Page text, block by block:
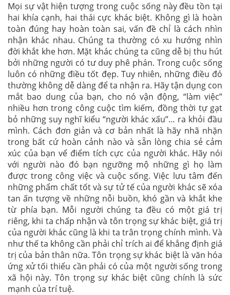
Mọi sự vật hiện tượng trong cuộc sống này đều tồn tại
hai khía cạnh, hai thái cực khác biệt. Không gì là hoàn
toàn đúng hay hoàn toàn sai, vấn đề chỉ là cách nhìn
nhận khác nhau. Chúng ta thường có xu hướng nhìn
đời khắt khe hơn. Mặt khác chúng ta cũng dễ bị thu hút
bởi những người có tư duy phê phán. Trong cuộc sống
luôn có những điều tốt đẹp. Tuy nhiên, những điều đó
thường không dễ dàng để ta nhận ra. Hãy tận dụng con
mắt bao dung của bạn, cho nó vận động, “làm việc”
nhiều hơn trong công cuộc tìm kiếm, đồng thời tự gạt
bỏ những suy nghĩ kiểu “người khác xấu”… ra khỏi đầu
mình. Cách đơn giản và cơ bản nhất là hãy nhã nhặn
trong bất cứ hoàn cảnh nào và sẵn lòng chia sẻ cảm
xúc của bạn vể điểm tích cực của người khác. Hãy nói
với người nào đó bạn ngưỡng mộ những gì họ làm
được trong công việc và cuộc sống. Việc lưu tâm đến
những phẩm chất tốt và sự tử tế của người khác sẽ xóa
tan ấn tượng về những nỗi buồn, khó gần và khắt khe
từ phía bạn. Mỗi người chúng ta đều có một giá trị
riêng, khi ta chấp nhận và tôn trọng sự khác biệt, giá trị
của người khác cũng là khi ta trân trọng chính mình. Và
như thế ta không cần phải chỉ trích ai để khẳng định giá
trị của bản thân nữa. Tôn trọng sự khác biệt là văn hóa
ứng xử tối thiểu cần phải có của một người sống trong
xã hội này. Tôn trọng sự khác biệt cũng chính là sức
mạnh của trí tuệ.